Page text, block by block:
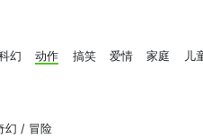
幻 动作 搞笑 爱情 家庭 儿
幻 / 冒险